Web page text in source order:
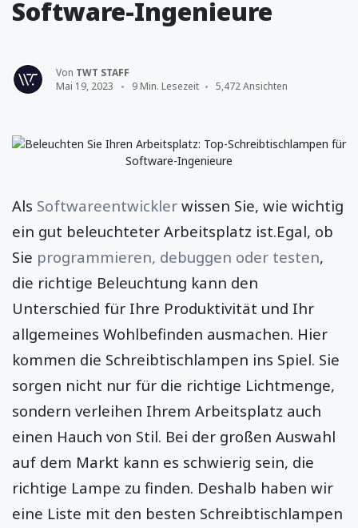
Software-Ingenieure
Von TWT STAFF
Mai 19, 2023
9 Min. Lesezeit 5,472 Ansichten
Als Softwareentwickler wissen Sie, wie wichtig
ein gut beleuchteter Arbeitsplatz ist.Egal, ob
Sie programmieren, debuggen oder testen,
die richtige Beleuchtung kann den
Unterschied für Ihre Produktivität und Ihr
allgemeines Wohlbefinden ausmachen. Hier
kommen die Schreibtischlampen ins Spiel. Sie
sorgen nicht nur für die richtige Lichtmenge,
sondern verleihen Ihrem Arbeitsplatz auch
einen Hauch von Stil. Bei der großen Auswahl
auf dem Markt kann es schwierig sein, die
richtige Lampe zu finden. Deshalb haben wir
eine Liste mit den besten Schreibtischlampen